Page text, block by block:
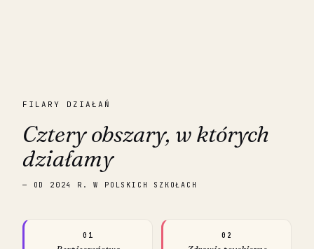
FILARY DZIAŁAŃ
Cztery obszary, w których
działamy
— OD 2024 R. W POLSKICH SZKOŁACH
01 02